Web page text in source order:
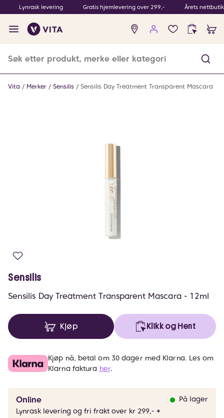
Lynrask levering Gratis hjemlevering over 299,- Årets
Ingen
produkter
Vita Merker Sensilis Sensilis Day Treatment Transparent Mascara
Sensilis
Sensilis Day Treatment Transparent Mascara - 12ml
Kjøp Klikk og Hent
Kjøp nå, betal om 30 dager med Klarna. Les om
Klarna faktura her.
Online
På lager
Lynrask levering og fri frakt over kr 299,- *